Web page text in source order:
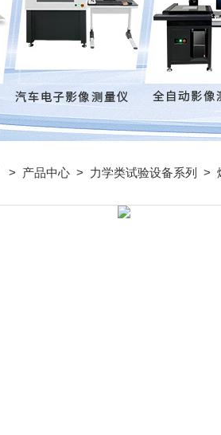
> 产品中心 > 力学类试验设备系列 >